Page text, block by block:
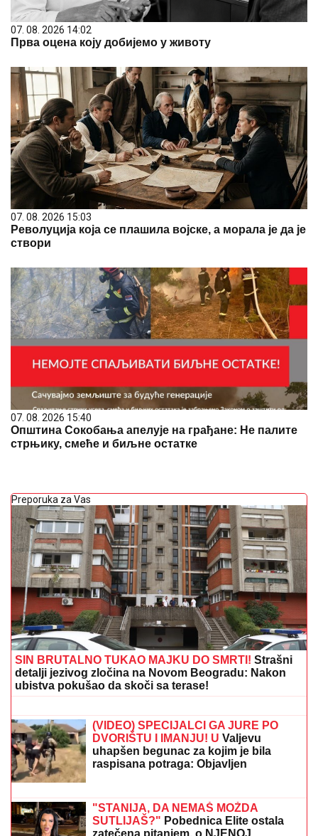
07. 08. 2026 14:02
Прва оцена коју добијемо у животу
07. 08. 2026 15:03
Револуција која се плашила војске, а морала је да је
створи
07. 08. 2026 15:40
Општина Сокобања апелује на грађане: Не палите
стрњику, смеће и биљне остатке
Preporuka za Vas
SIN BRUTALNO TUKAO MAJKU DO SMRTI! Strašni
detalji jezivog zločina na Novom Beogradu: Nakon
ubistva pokušao da skoči sa terase!
oglasila nakon pomirenja Miljane i
Zole: Pokazala kakve poruke dobija i
otkrila sve o njihovom odnosu
uhapšen begunac za kojim je bila
raspisana potraga: Objavljen
dramatičan snimak akcije